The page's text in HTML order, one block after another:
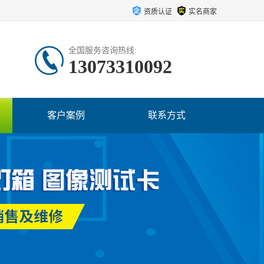
资质认证 实名商家
全国服务咨询热线:
13073310092
客户案例 联系方式